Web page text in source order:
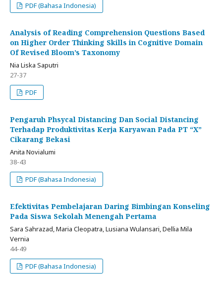
PDF (Bahasa Indonesia)
Analysis of Reading Comprehension Questions Based
on Higher Order Thinking Skills in Cognitive Domain
Of Revised Bloom’s Taxonomy
Nia Liska Saputri
27-37
PDF
Pengaruh Phsycal Distancing Dan Social Distancing
Terhadap Produktivitas Kerja Karyawan Pada PT “X”
Cikarang Bekasi
Anita Novialumi
38-43
PDF (Bahasa Indonesia)
Efektivitas Pembelajaran Daring Bimbingan Konseling
Pada Siswa Sekolah Menengah Pertama
Sara Sahrazad, Maria Cleopatra, Lusiana Wulansari, Dellia Mila
Vernia
44-49
PDF (Bahasa Indonesia)